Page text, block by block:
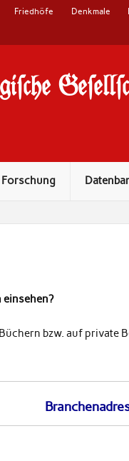
Friedhöfe Denkmale
Forschung
einsehen?
bzw. auf private